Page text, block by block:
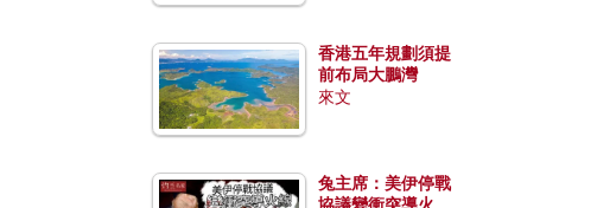
香港五年規劃須提
前布局大鵬灣
來文
兔主席：美伊停戰